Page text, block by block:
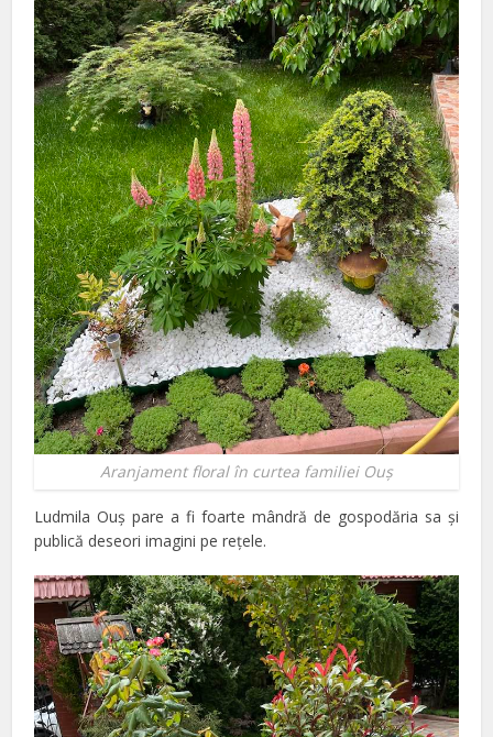
Aranjament floral în curtea familiei Ouş
Ludmila Ouş pare a fi foarte mândră de gospodăria sa şi
publică deseori imagini pe reţele.